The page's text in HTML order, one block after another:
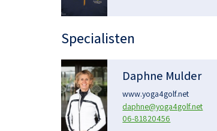
Specialisten
Daphne Mulder
www.yoga4golf.net
daphne@yoga4golf.net
06-81820456